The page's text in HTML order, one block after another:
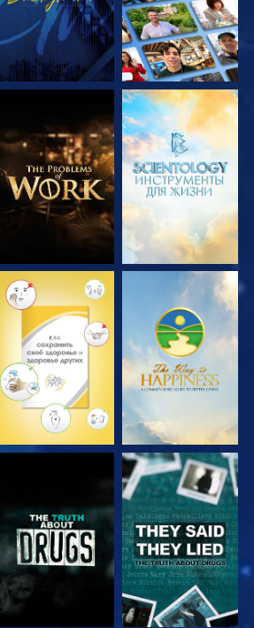
СМОТРЕТЬ
ПЕРЕДАЧИ
СМОТРЕТЬ
ПЕРЕДАЧИ
СМОТРЕТЬ СМОТРЕТЬ
СМОТРЕТЬ СМОТРЕТЬ